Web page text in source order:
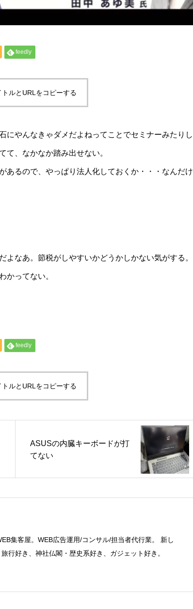
feedly
トルとURLをコピーする
にやんなきゃダメだよねってことでセミナーみたりし
て、なかなか踏み出せない。
あるので、やっぱり法人化しておくか・・・なんだけ
なあ。節税がしやすいかどうかしかない気がする。
かってない。
feedly
トルとURLをコピーする
ASUSの内臓キーボードが打
てない
集客屋。WEB広告運用/コンサル/担当者代行業。 新し
行好き、神社仏閣・歴史系好き、ガジェット好き。